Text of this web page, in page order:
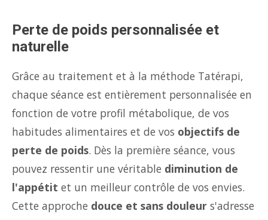
Perte de poids personnalisée et
naturelle
Grâce au traitement et à la méthode Tatérapi,
chaque séance est entièrement personnalisée en
fonction de votre profil métabolique, de vos
habitudes alimentaires et de vos objectifs de
perte de poids. Dès la première séance, vous
pouvez ressentir une véritable diminution de
l'appétit et un meilleur contrôle de vos envies.
Cette approche douce et sans douleur s'adresse